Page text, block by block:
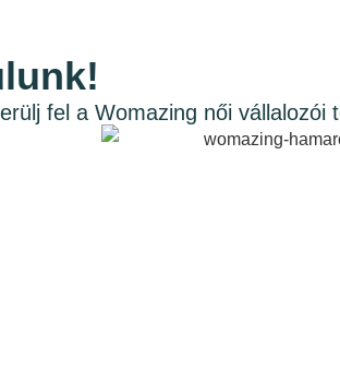
fel a Womazing női vállalozói